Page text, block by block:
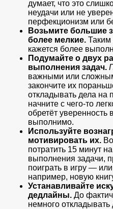
думает, что это
неудачи или не
перфекционизм или
Возьмите большие
более мелкие. Таким
кажется более
Подумайте о двух
выполнения задач.
важными или
закончите их
откладывать дела на
начните с чего-то
обретёт уверенность
выполнимо.
Используйте
мотивировать их.
потратить 15 минут
выполнения задачи,
поиграть в игру —
например, новую
Устанавливайте
дедлайны. До
немного откладывать